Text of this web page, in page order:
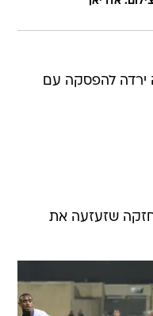
ירדה להפסקה עם
חזקה שזעזעה את